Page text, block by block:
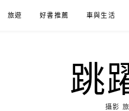
旅遊 好書推薦 車與生活
跳
攝影